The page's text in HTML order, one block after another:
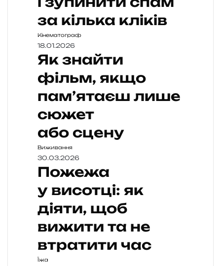
за кілька кліків
Кінематограф
18.01.2026
Як знайти
фільм, якщо
пам’ятаєш лише
сюжет
або сцену
Виживання
30.03.2026
Пожежа
у висотці: як
діяти, щоб
вижити та не
втратити час
Їжа